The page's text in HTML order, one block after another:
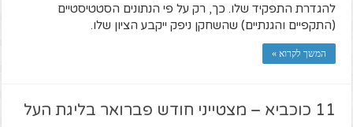
להגדרת התפקיד שלו. כך, רק על פי הנתונים הסטטיסטיים
(התקפיים והגנתיים) שהשחקן ניפק ייקבע הציון שלו.
המשך לקרוא »
11 כוכביא – מצטייני חודש פברואר בליגת העל